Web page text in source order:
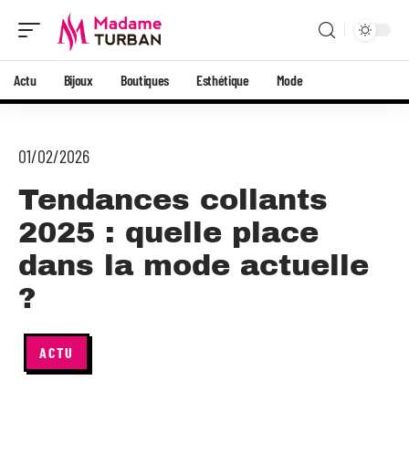
Actu Bijoux Boutiques Esthétique Mode
01/02/2026
Tendances collants
2025 : quelle place
dans la mode actuelle
?
ACTU